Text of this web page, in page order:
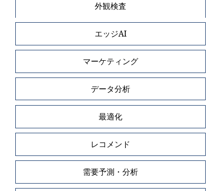
外観検査
エッジAI
マーケティング
データ分析
最適化
レコメンド
需要予測・分析